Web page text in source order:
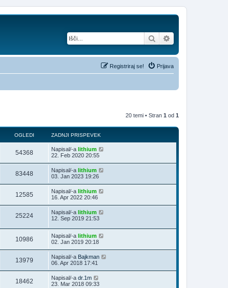
Iskanje
Prijava
Registriraj se!
20 temi • Stran 1 od 1
OGLEDI ZADNJI PRISPEVEK
54368 Napisal/-a lithium
22. Feb 2020 20:55
83448 Napisal/-a lithium
03. Jan 2023 19:26
12585 Napisal/-a lithium
16. Apr 2022 20:46
25224 Napisal/-a lithium
12. Sep 2019 21:53
10986 Napisal/-a lithium
02. Jan 2019 20:18
13979 Napisal/-a Bajkman
06. Apr 2018 17:41
18462 Napisal/-a dr.1m
23. Mar 2018 09:33